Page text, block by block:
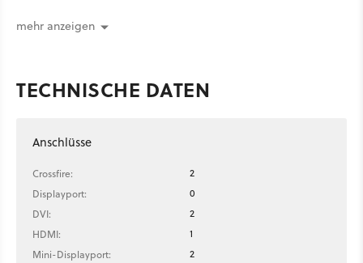
mehr anzeigen
TECHNISCHE DATEN
Anschlüsse
Crossfire:
2
Displayport:
0
DVI:
2
HDMI:
1
Mini-Displayport:
2